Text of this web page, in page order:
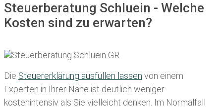
Steuerberatung Schluein - Welche
Kosten sind zu erwarten?
Die Steuererklärung ausfüllen lassen von einem
Experten in Ihrer Nähe ist deutlich weniger
kostenintensiv als Sie vielleicht denken. Im Normalfall